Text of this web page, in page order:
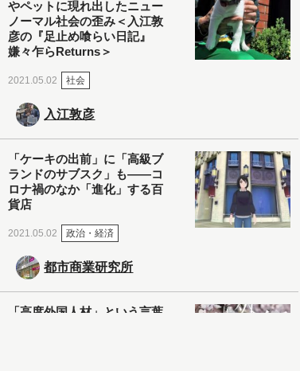
やペットに現れ出したニュー
ノーマル社会の歪み＜入江敦
彦の『足止め喰らい日記』
嫌々乍らReturns＞
2021.05.02 社会
入江敦彦
「ケーキの出前」に「高級ブ
ランドのサブスク」も――コ
ロナ禍のなか「進化」する百
貨店
2021.05.02 政治・経済
都市商業研究所
「高度外国人材」という言葉